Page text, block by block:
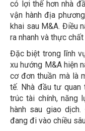
có lợi thế hơn nhà
vận hành địa
khai sau M&A. Điều
ra nhanh và thực chất
Đặc biệt trong lĩnh
xu hướng M&A hiện
cơ đơn thuần mà là
tế. Nhà đầu tư quan
trúc tài chính, năng
hành sau giao
đang đi vào chiều